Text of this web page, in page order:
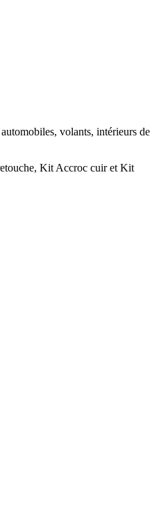
volants, intérieurs de
Kit Accroc cuir et Kit